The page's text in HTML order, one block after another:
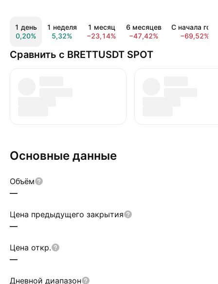
1 день
0,20%
1 неделя
5,32%
1 месяц
−23,14%
6 месяцев
−47,42%
С начала года
−69,52%
Сравнить с BRETTUSDT SPOT
Основные данные
Объём
—
Цена предыдущего закрытия
—
Цена откр.
—
Дневной диапазон